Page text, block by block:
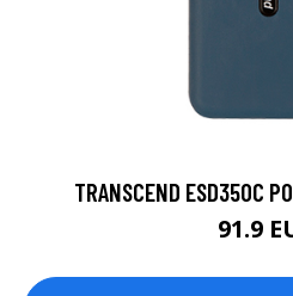
TRANSCEND ESD350C
91.9